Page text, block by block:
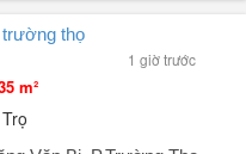
nào nhé (zalo/viber/call)
đăng)
trường thọ
1 giờ trước
m²